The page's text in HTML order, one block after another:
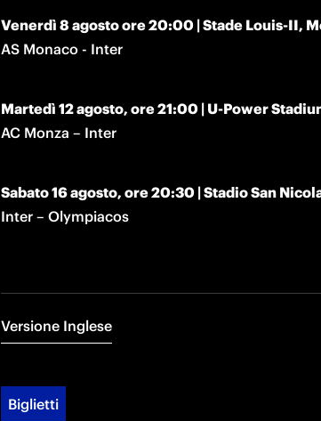
Venerdì 8 agosto ore 20:00 | Stade Louis-II,
AS Monaco - Inter
Martedì 12 agosto, ore 21:00 | U-Power
AC Monza – Inter
Sabato 16 agosto, ore 20:30 | Stadio San
Inter – Olympiacos
Versione Inglese
Biglietti